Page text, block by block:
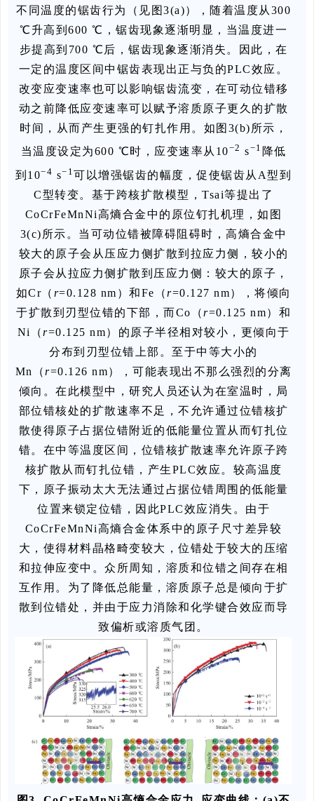
不同温度的锯齿行为（见图3(a)），随着温度从300
℃升高到600 ℃，锯齿现象逐渐明显，当温度进一
步提高到700 ℃后，锯齿现象逐渐消失。因此，在
一定的温度区间中锯齿表现出正与负的PLC效应。
改变应变速率也可以影响锯齿流变，在可动位错移
动之前降低应变速率可以赋予溶质原子更久的扩散
时间，从而产生更强的钉扎作用。如图3(b)所示，
当温度设定为600 ℃时，应变速率从10−2 s−1 降低
到10−4 s−1可以增强锯齿的幅度，促使锯齿从A型到
C型转变。基于跨核扩散模型，Tsai等提出了
CoCrFeMnNi高熵合金中的原位钉扎机理，如图
3(c)所示。当可动位错被障碍阻碍时，高熵合金中
较大的原子会从压应力侧扩散到拉应力侧，较小的
原子会从拉应力侧扩散到压应力侧：较大的原子，
如Cr（ r=0.128 nm）和Fe（r=0.127 nm），将倾向
于扩散到刃型位错的下部，而Co（r=0.125 nm）和
Ni（r=0.125 nm）的原子半径相对较小，更倾向于
分布到刃型位错上部。至于中等大小的
Mn（r=0.126 nm），可能表现出不那么强烈的分离
倾向。在此模型中，研究人员还认为在室温时，局
部位错核处的扩散速率不足，不允许通过位错核扩
散使得原子占据位错附近的低能量位置从而钉扎位
错。在中等温度区间，位错核扩散速率允许原子跨
核扩散从而钉扎位错，产生PLC效应。较高温度
下，原子振动太大无法通过占据位错周围的低能量
位置来锁定位错，因此PLC效应消失。由于
CoCrFeMnNi高熵合金体系中的原子尺寸差异较
大，使得材料晶格畸变较大，位错处于较大的压缩
和拉伸应变中。众所周知，溶质和位错之间存在相
互作用。为了降低总能量，溶质原子总是倾向于扩
散到位错处，并由于应力消除和化学键合效应而导
致偏析或溶质气团。